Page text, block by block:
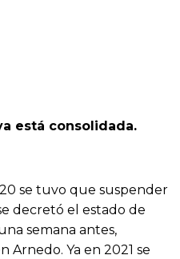
está consolidada.
se tuvo que suspender
decretó el estado de
semana antes,
Arnedo. Ya en 2021 se